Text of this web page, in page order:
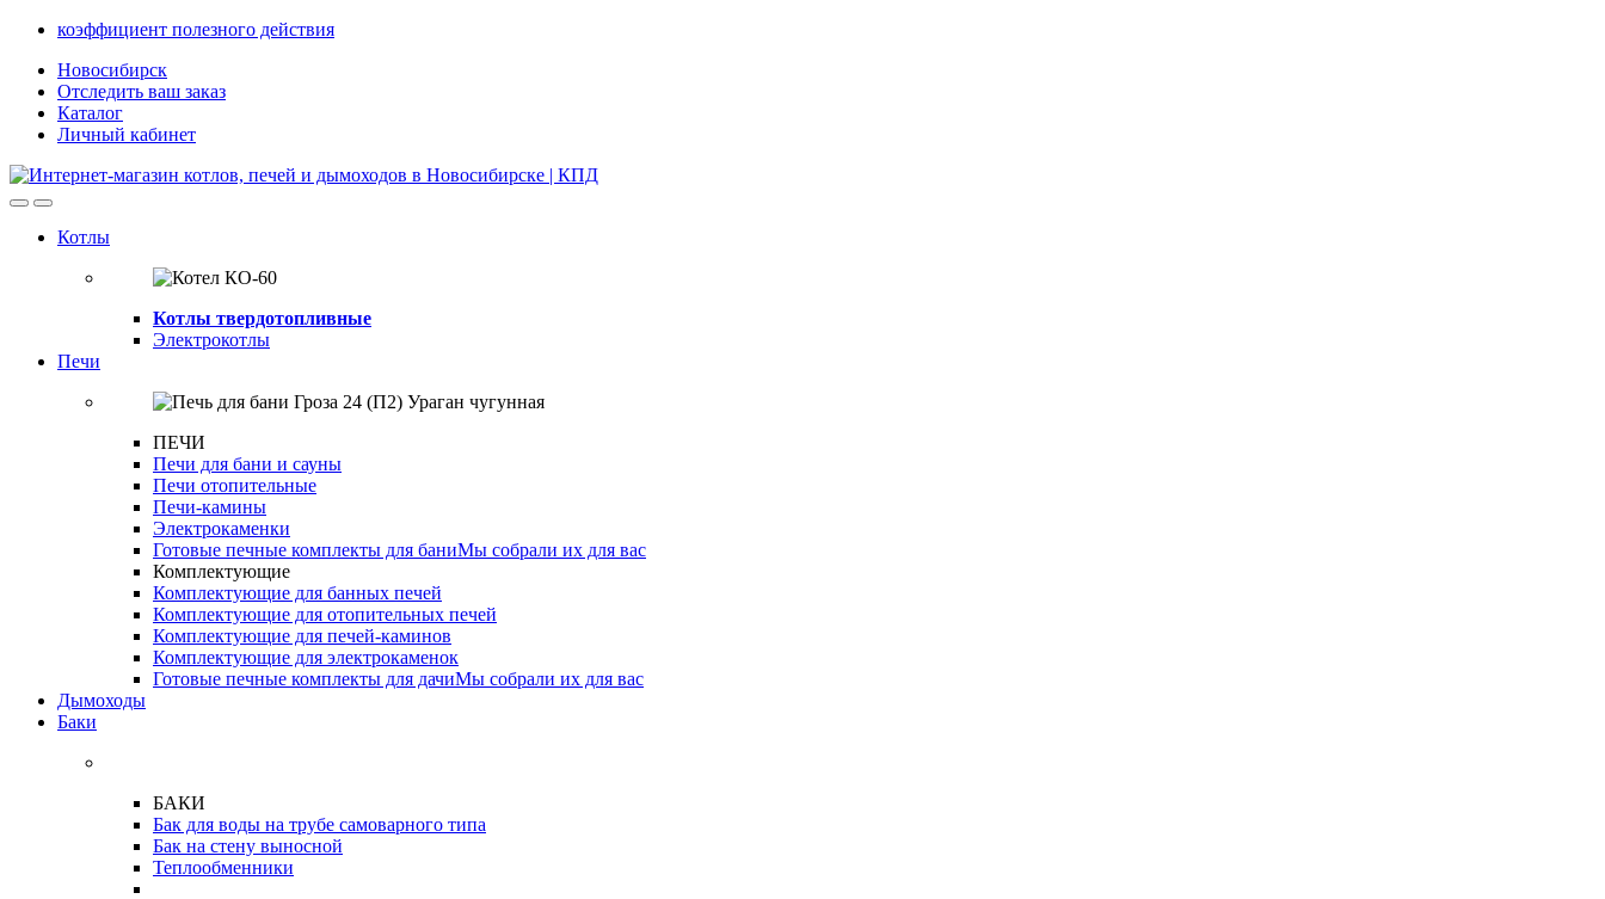
Skip
navigation
Skip
content
коэффициент полезного действия
Новосибирск
Отследить ваш заказ
Каталог
Личный кабинет
OpenClose
Котлы
Котлы твердотопливные
Электрокотлы
Печи
ПЕЧИ
Печи для бани и сауны
Печи отопительные
Печи-камины
Электрокаменки
Готовые печные комплекты для баниМы собрали их для вас
Комплектующие
Комплектующие для банных печей
Комплектующие для отопительных печей
Комплектующие для печей-каминов
Комплектующие для электрокаменок
Готовые печные комплекты для дачиМы собрали их для вас
Дымоходы
Баки
БАКИ
Бак для воды на трубе самоварного типа
Бак на стену выносной
Теплообменники